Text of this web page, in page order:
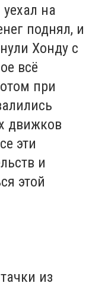
на
поднял, и
Хонду с
всё
при
движков
эти
и
этой
из